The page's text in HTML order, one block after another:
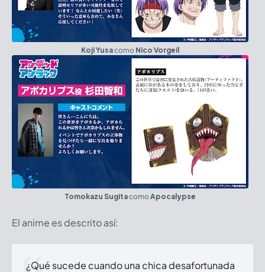
Koji Yusacomo Nico Vorgeil
Tomokazu SugitacomoApocalypse
El anime es descrito así:
¿Qué sucede cuando una chica desafortunada